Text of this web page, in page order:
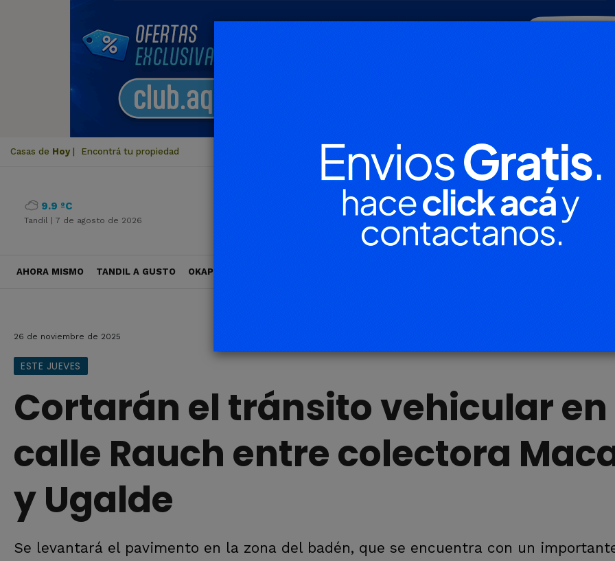
Casas de Hoy Encontrá tu propiedad
9.9 ºC
Tandil | 7 de agosto de 2026
AHORA MISMO TANDIL A GUSTO OKAPI VIAJES
26 de noviembre de 2025
ESTE JUEVES
Cortarán el tránsito vehicular en
calle Rauch entre colectora
y Ugalde
Se levantará el pavimento en la zona del badén, que se encuentra con un